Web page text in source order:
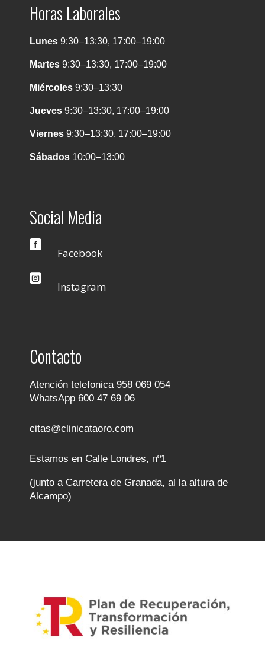
Horas Laborales
Lunes 9:30–13:30, 17:00–19:00
Martes 9:30–13:30, 17:00–19:00
Miércoles 9:30–13:30
Jueves 9:30–13:30, 17:00–19:00
Viernes 9:30–13:30, 17:00–19:00
Sábados 10:00–13:00
Social Media

Facebook

Instagram
Contacto
Atención telefonica 958 069 054
WhatsApp 600 47 69 06
citas@clinicataoro.com
Estamos en Calle Londres, nº1
(junto a Carretera de Granada, al la altura de
Alcampo)